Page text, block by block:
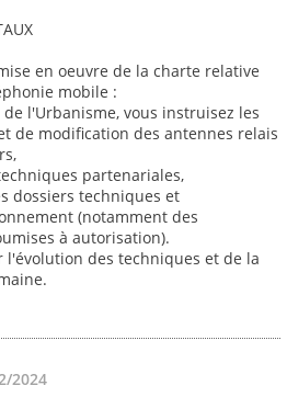
en oeuvre de la charte relative
mobile :
l'Urbanisme, vous instruisez les
de modification des antennes relais
partenariales,
dossiers techniques et
(notamment des
à autorisation).
l'évolution des techniques et de la
2024